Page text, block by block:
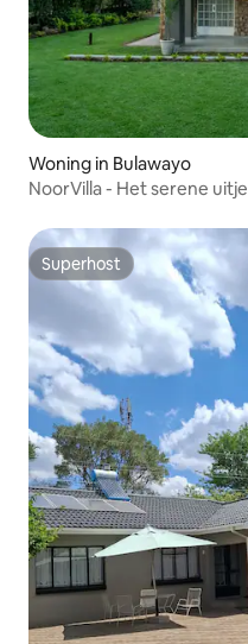
Woning in Bulawayo
NoorVilla - Het serene uitje
Superhost
Superhost